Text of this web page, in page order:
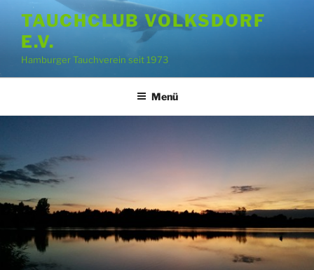
Inhalt
springen
TAUCHCLUB VOLKSDORF
E.V.
Hamburger Tauchverein seit 1973
Menü